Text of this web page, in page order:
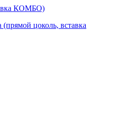
КОМБО)
цоколь, вставка